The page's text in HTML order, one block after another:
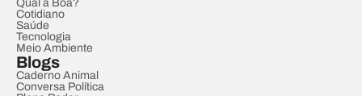
Qual a Boa?
Cotidiano
Saúde
Tecnologia
Meio Ambiente
Blogs
Caderno Animal
Conversa Política